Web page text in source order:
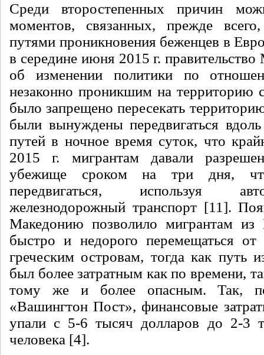
Среди второстепенных причин
моментов, связанных, прежде
путями проникновения беженцев в
в середине июня 2015 г.
об изменении политики по
незаконно проникшим на территорию
было запрещено пересекать
были вынуждены передвигаться
путей в ночное время суток, что
2015 г. мигрантам давали
убежище сроком на три дня,
передвигаться, используя
железнодорожный транспорт [11].
Македонию позволило мигрантам из
быстро и недорого перемещаться
греческим островам, тогда как путь
был более затратным как по времени,
тому же и более опасным. Так,
«Вашингтон Пост», финансовые
упали с 5-6 тысяч долларов до 2-3
человека [4].